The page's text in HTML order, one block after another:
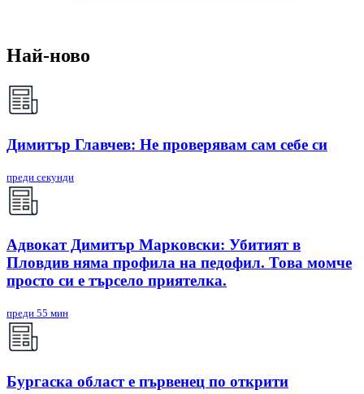
Най-ново
Димитър Главчев: Не проверявам сам себе си
преди секунди
Адвокат Димитър Марковски: Убитият в
Пловдив няма профила на педофил. Това момче
просто си е търсело приятелка.
преди 55 мин
Бургаска област е първенец по открити